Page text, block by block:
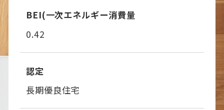
BEI(一次エネルギー消費量
0.42
認定
長期優良住宅